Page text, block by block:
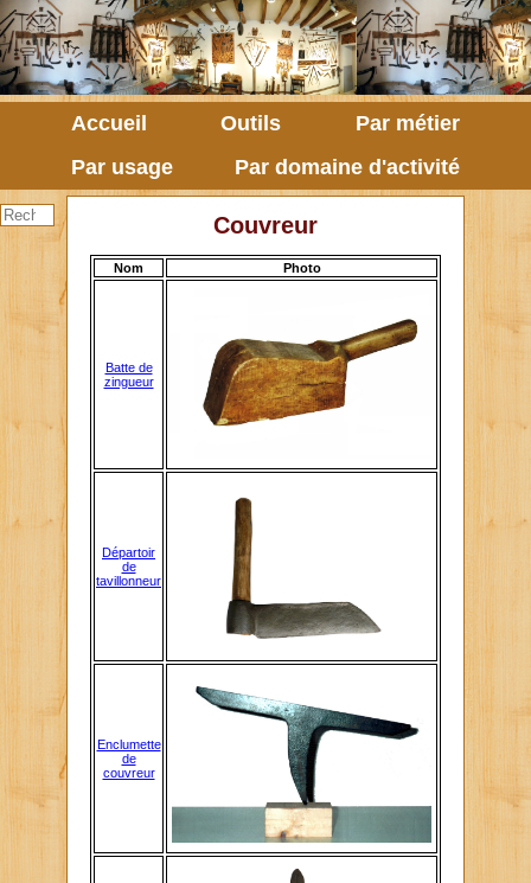
Accueil Outils
Par métier
Par usage
Par domaine d'activité
Couvreur
Nom Photo
Batte de
zingueur
Départoir
de
tavillonneur
Enclumette
de
couvreur